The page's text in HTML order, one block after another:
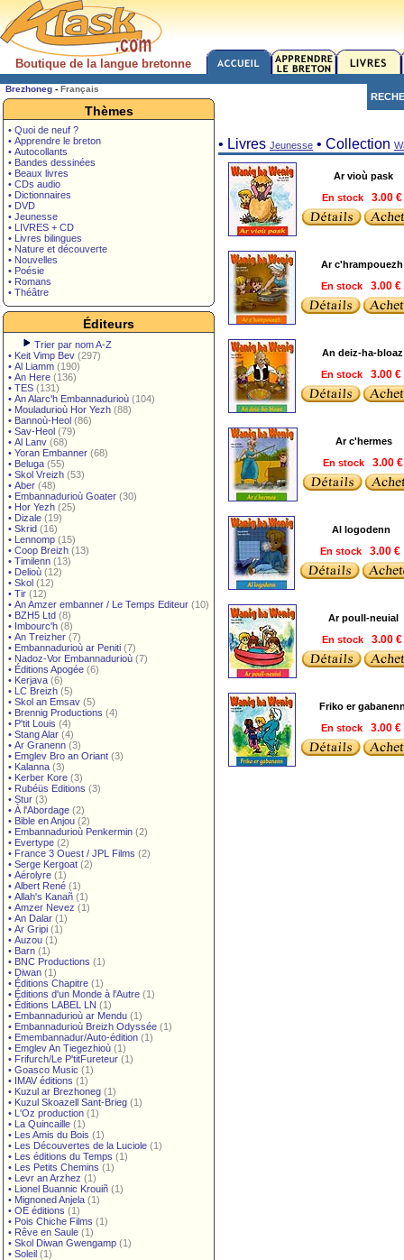
Boutique de la langue bretonne
Brezhoneg - Français
Thèmes
• Quoi de neuf ?
• Apprendre le breton
• Autocollants
• Bandes dessinées
• Beaux livres
• CDs audio
• Dictionnaires
• DVD
• Jeunesse
• LIVRES + CD
• Livres bilingues
• Nature et découverte
• Nouvelles
• Poésie
• Romans
• Théâtre
Éditeurs
Trier par nom A-Z
• Keit Vimp Bev (297)
• Al Liamm (190)
• An Here (136)
• TES (131)
• An Alarc'h Embannadurioù (104)
• Mouladurioù Hor Yezh (88)
• Bannoù-Heol (86)
• Sav-Heol (79)
• Al Lanv (68)
• Yoran Embanner (68)
• Beluga (55)
• Skol Vreizh (53)
• Aber (48)
• Embannadurioù Goater (30)
• Hor Yezh (25)
• Dizale (19)
• Skrid (16)
• Lennomp (15)
• Coop Breizh (13)
• Timilenn (13)
• Delioù (12)
• Skol (12)
• Tir (12)
• An Amzer embanner / Le Temps Editeur (10)
• BZH5 Ltd (8)
• Imbourc'h (8)
• An Treizher (7)
• Embannadurioù ar Peniti (7)
• Nadoz-Vor Embannadurioù (7)
• Éditions Apogée (6)
• Kerjava (6)
• LC Breizh (5)
• Skol an Emsav (5)
• Brennig Productions (4)
• P'tit Louis (4)
• Stang Alar (4)
• Ar Granenn (3)
• Emglev Bro an Oriant (3)
• Kalanna (3)
• Kerber Kore (3)
• Rubéüs Editions (3)
• Stur (3)
• À l'Abordage (2)
• Bible en Anjou (2)
• Embannadurioù Penkermin (2)
• Evertype (2)
• France 3 Ouest / JPL Films (2)
• Serge Kergoat (2)
• Aérolyre (1)
• Albert René (1)
• Allah's Kanañ (1)
• Amzer Nevez (1)
• An Dalar (1)
• Ar Gripi (1)
• Auzou (1)
• Barn (1)
• BNC Productions (1)
• Diwan (1)
• Éditions Chapitre (1)
• Éditions d'un Monde à l'Autre (1)
• Éditions LABEL LN (1)
• Embannadurioù ar Mendu (1)
• Embannadurioù Breizh Odyssée (1)
• Emembannadur/Auto-édition (1)
• Emglev An Tiegezhioù (1)
• Frifurch/Le P'titFureteur (1)
• Goasco Music (1)
• IMAV éditions (1)
• Kuzul ar Brezhoneg (1)
• Kuzul Skoazell Sant-Brieg (1)
• L'Oz production (1)
• La Quincaille (1)
• Les Amis du Bois (1)
• Les Découvertes de la Luciole (1)
• Les éditions du Temps (1)
• Les Petits Chemins (1)
• Levr an Arzhez (1)
• Lionel Buannic Krouiñ (1)
• Mignoned Anjela (1)
• OE éditions (1)
• Pois Chiche Films (1)
• Rêve en Saule (1)
• Skol Diwan Gwengamp (1)
• Soleil (1)
• Livres Jeunesse • Collection
Ar vioù pask
En stock
3.00 €
Ar c'hrampouezh
En stock
3.00 €
An deiz-ha-bloaz
En stock
3.00 €
Ar c'hermes
En stock
3.00
Al logodenn
En stock
3.00 €
Ar poull-neuial
En stock
3.00 €
Friko er
En stock
3.00 €